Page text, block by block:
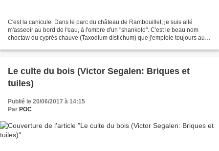
C'est la canicule. Dans le parc du château de Rambouillet, je suis allé
m'asseoir au bord de l'eau, à l'ombre d'un "shankolo". C'est le beau nom
choctaw du cyprès chauve (Taxodium distichum) que j'emploie toujours au
Le culte du bois (Victor Segalen: Briques et
tuiles)
Publié le 20/06/2017 à 14:15
Par POC